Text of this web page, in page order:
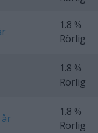
1.8 %
Rörlig
1.8 %
Rörlig
år
1.8 %
Rörlig